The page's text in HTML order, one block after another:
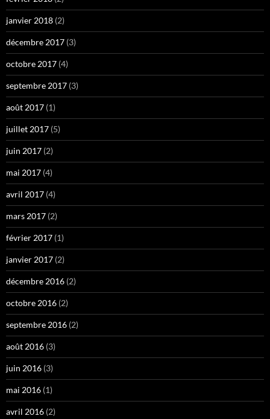
janvier 2018 (2)
décembre 2017 (3)
octobre 2017 (4)
septembre 2017 (3)
août 2017 (1)
juillet 2017 (5)
juin 2017 (2)
mai 2017 (4)
avril 2017 (4)
mars 2017 (2)
février 2017 (1)
janvier 2017 (2)
décembre 2016 (2)
octobre 2016 (2)
septembre 2016 (2)
août 2016 (3)
juin 2016 (3)
mai 2016 (1)
avril 2016 (2)